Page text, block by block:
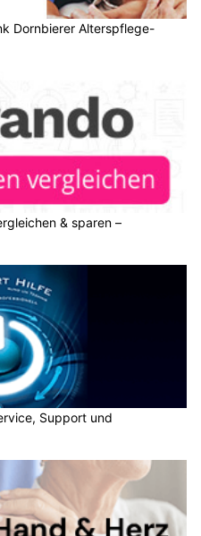
Dornbierer Alterspflege-
& sparen –
Support und